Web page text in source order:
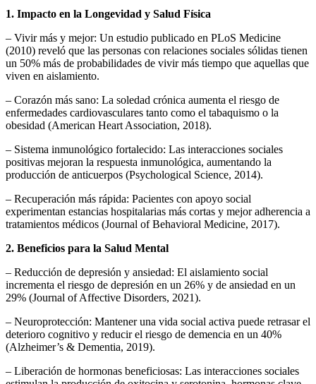
1. Impacto en la Longevidad y Salud Física
– Vivir más y mejor: Un estudio publicado en PLoS Medicine
(2010) reveló que las personas con relaciones sociales sólidas tienen
un 50% más de probabilidades de vivir más tiempo que aquellas que
viven en aislamiento.
– Corazón más sano: La soledad crónica aumenta el riesgo de
enfermedades cardiovasculares tanto como el tabaquismo o la
obesidad (American Heart Association, 2018).
– Sistema inmunológico fortalecido: Las interacciones sociales
positivas mejoran la respuesta inmunológica, aumentando la
producción de anticuerpos (Psychological Science, 2014).
– Recuperación más rápida: Pacientes con apoyo social
experimentan estancias hospitalarias más cortas y mejor adherencia a
tratamientos médicos (Journal of Behavioral Medicine, 2017).
2. Beneficios para la Salud Mental
– Reducción de depresión y ansiedad: El aislamiento social
incrementa el riesgo de depresión en un 26% y de ansiedad en un
29% (Journal of Affective Disorders, 2021).
– Neuroprotección: Mantener una vida social activa puede retrasar el
deterioro cognitivo y reducir el riesgo de demencia en un 40%
(Alzheimer’s & Dementia, 2019).
– Liberación de hormonas beneficiosas: Las interacciones sociales